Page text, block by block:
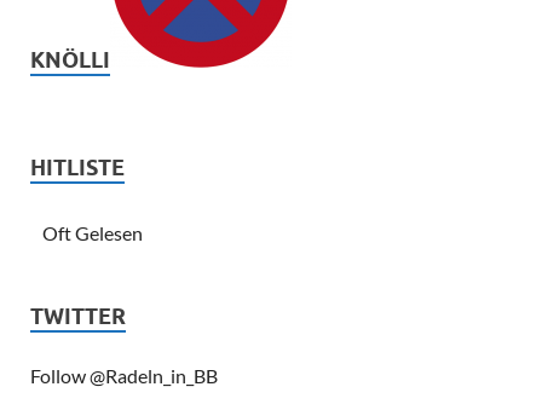
KNÖLLI
HITLISTE
Oft Gelesen
TWITTER
Follow @Radeln_in_BB